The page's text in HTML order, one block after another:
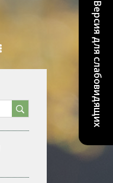
Версия для слабовидящих